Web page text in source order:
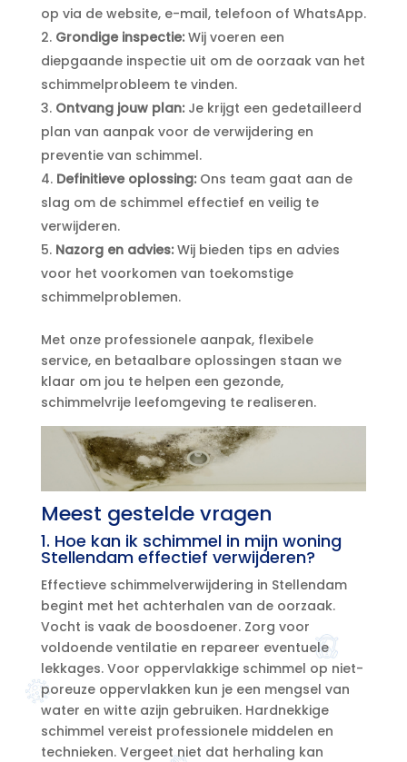
op via de website, e-mail, telefoon of WhatsApp.​
Grondige inspectie:Wij voeren een
diepgaande inspectie uit om de oorzaak van het
schimmelprobleem te vinden.​
Ontvang jouw plan:Je krijgt een gedetailleerd
plan van aanpak voor de verwijdering en
preventie van schimmel.​
Definitieve oplossing:Ons team gaat aan de
slag om de schimmel effectief en veilig te
verwijderen.​
Nazorg en advies:Wij bieden tips en advies
voor het voorkomen van toekomstige
schimmelproblemen.​
Met onze professionele aanpak, flexibele
service, en betaalbare oplossingen staan we
klaar om jou te helpen een gezonde,
schimmelvrije leefomgeving te realiseren.​
Meest gestelde vragen
1.​ Hoe kan ik schimmel in mijn woning
Stellendam effectief verwijderen?
Effectieve schimmelverwijdering in Stellendam
begint met het achterhalen van de oorzaak.​
Vocht is vaak de boosdoener.​ Zorg voor
voldoende ventilatie en repareer eventuele
lekkages.​ Voor oppervlakkige schimmel op niet-
poreuze oppervlakken kun je een mengsel van
water en witte azijn gebruiken.​ Hardnekkige
schimmel vereist professionele middelen en
technieken.​ Vergeet niet dat herhaling kan